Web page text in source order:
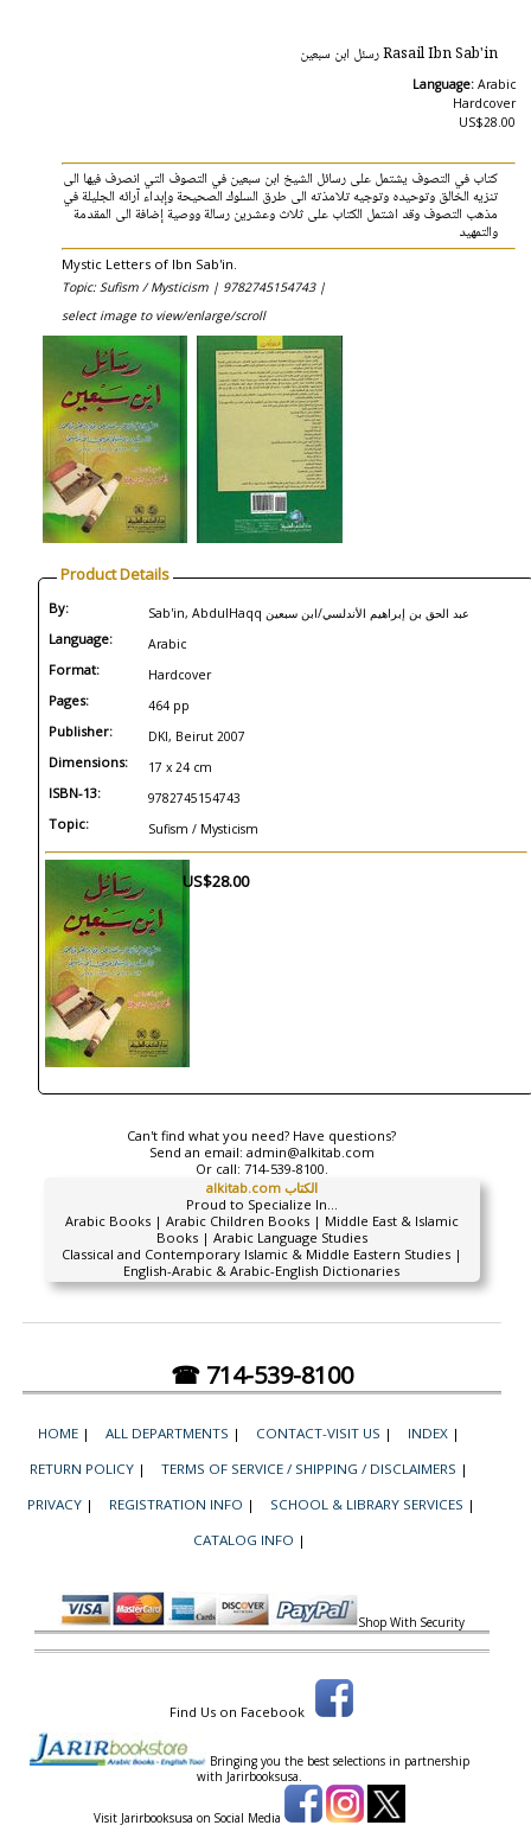
Rasail Ibn Sab'in رسئل ابن سبعين
Language: Arabic
Hardcover
US$28.00
كتاب في التصوف يشتمل على رسائل الشيخ ابن سبعين في التصوف التي انصرف فيها الى
تنزيه الخالق وتوحيده وتوجيه تلامذته الى طرق السلوك الصحيحة وإبداء آرائه الجليلة في
مذهب التصوف وقد اشتمل الكتاب على ثلاث وعشرين رسالة ووصية إضافة الى المقدمة
والتمهيد
Mystic Letters of Ibn Sab'in.
Topic: Sufism / Mysticism | 9782745154743 |
select image to view/enlarge/scroll
Product Details
By: Sab'in, AbdulHaqq عبد الحق بن إبراهيم الأندلسي/ابن سبعين
Language: Arabic
Format: Hardcover
Pages: 464 pp
Publisher: DKI, Beirut 2007
Dimensions: 17 x 24 cm
ISBN-13: 9782745154743
Topic: Sufism / Mysticism
US$28.00
Can't find what you need? Have questions?
Send an email: admin@alkitab.com
Or call: 714-539-8100.
alkitab.com الكتاب
Proud to Specialize In...
Arabic Books | Arabic Children Books | Middle East & Islamic
Books | Arabic Language Studies
Classical and Contemporary Islamic & Middle Eastern Studies |
English-Arabic & Arabic-English Dictionaries
☎ 714-539-8100
HOME | ALL DEPARTMENTS | CONTACT-VISIT US | INDEX |
RETURN POLICY | TERMS OF SERVICE / SHIPPING / DISCLAIMERS |
PRIVACY | REGISTRATION INFO | SCHOOL & LIBRARY SERVICES |
CATALOG INFO |
Shop With Security
Find Us on Facebook
Bringing you the best selections in partnership
with Jarirbooksusa.
Visit Jarirbooksusa on Social Media